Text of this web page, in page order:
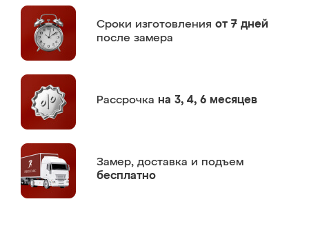
Сроки изготовления от 7 дней
после замера
Рассрочка на 3, 4, 6 месяцев
Замер, доставка и подъем
бесплатно